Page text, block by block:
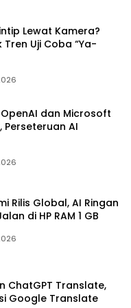
Lewat Kamera?
Tren Uji Coba “Ya-
dan Microsoft
Perseteruan AI
Rilis Global, AI Ringan
di HP RAM 1 GB
ChatGPT Translate,
Google Translate